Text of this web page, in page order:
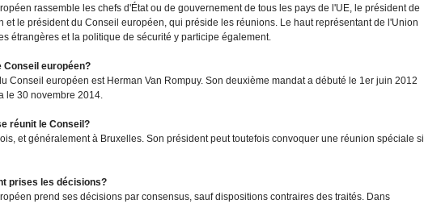
rassemble les chefs d'État ou de gouvernement de tous les pays de l'UE, le président de
et le président du Conseil européen, qui préside les réunions. Le haut représentant de l'Union
étrangères et la politique de sécurité y participe également.
Conseil européen?
Conseil européen est Herman Van Rompuy. Son deuxième mandat a débuté le 1er juin 2012
le 30 novembre 2014.
réunit le Conseil?
et généralement à Bruxelles. Son président peut toutefois convoquer une réunion spéciale si
prises les décisions?
prend ses décisions par consensus, sauf dispositions contraires des traités. Dans